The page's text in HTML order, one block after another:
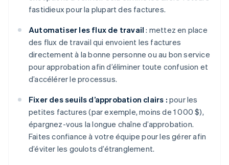
fastidieux pour la plupart des factures.
Automatiser les flux de travail : mettez en place
des flux de travail qui envoient les factures
directement à la bonne personne ou au bon service
pour approbation afin d’éliminer toute confusion et
d’accélérer le processus.
Fixer des seuils d’approbation clairs : pour les
petites factures (par exemple, moins de 1 000 $),
épargnez-vous la longue chaîne d’approbation.
Faites confiance à votre équipe pour les gérer afin
d’éviter les goulots d’étranglement.